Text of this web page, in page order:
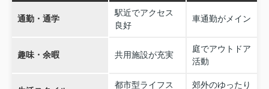
通勤・通学
駅近でアクセス
良好
車通勤がメイン
趣味・余暇 共用施設が充実
庭でアウトドア
活動
都市型ライフス
郊外のゆったり